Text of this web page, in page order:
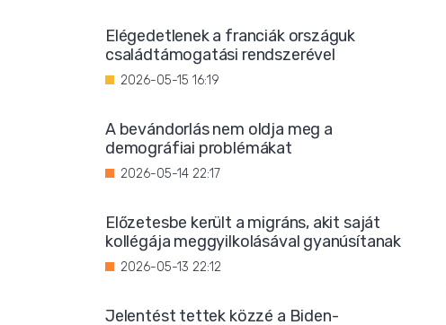
Elégedetlenek a franciák országuk
családtámogatási rendszerével
2026-05-15 16:19
A bevándorlás nem oldja meg a
demográfiai problémákat
2026-05-14 22:17
Előzetesbe került a migráns, akit saját
kollégája meggyilkolásával gyanúsítanak
2026-05-13 22:12
Jelentést tettek közzé a Biden-